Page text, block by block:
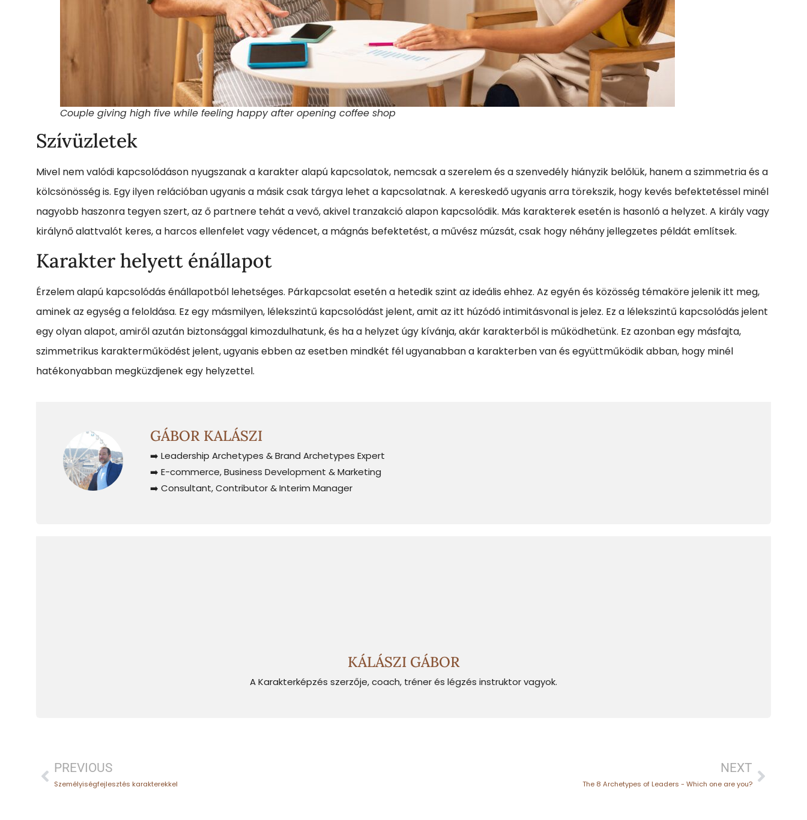
Couple giving high five while feeling happy after opening coffee shop
Szívüzletek
Mivel nem valódi kapcsolódáson nyugszanak a karakter alapú kapcsolatok, nemcsak a szerelem és a szenvedély hiányzik belőlük, hanem a szimmetria és a
kölcsönösség is. Egy ilyen relációban ugyanis a másik csak tárgya lehet a kapcsolatnak. A kereskedő ugyanis arra törekszik, hogy kevés befektetéssel minél
nagyobb haszonra tegyen szert, az ő partnere tehát a vevő, akivel tranzakció alapon kapcsolódik. Más karakterek esetén is hasonló a helyzet. A király vagy
királynő alattvalót keres, a harcos ellenfelet vagy védencet, a mágnás befektetést, a művész múzsát, csak hogy néhány jellegzetes példát említsek.
Karakter helyett énállapot
Érzelem alapú kapcsolódás énállapotból lehetséges. Párkapcsolat esetén a hetedik szint az ideális ehhez. Az egyén és közösség témaköre jelenik itt meg,
aminek az egység a feloldása. Ez egy másmilyen, lélekszintű kapcsolódást jelent, amit az itt húzódó intimitásvonal is jelez. Ez a lélekszintű kapcsolódás jelent
egy olyan alapot, amiről azután biztonsággal kimozdulhatunk, és ha a helyzet úgy kívánja, akár karakterből is működhetünk. Ez azonban egy másfajta,
szimmetrikus karakterműködést jelent, ugyanis ebben az esetben mindkét fél ugyanabban a karakterben van és együttműködik abban, hogy minél
hatékonyabban megküzdjenek egy helyzettel.
GÁBOR KALÁSZI
➡️ Leadership Archetypes & Brand Archetypes Expert
➡️ E-commerce, Business Development & Marketing
➡️ Consultant, Contributor & Interim Manager